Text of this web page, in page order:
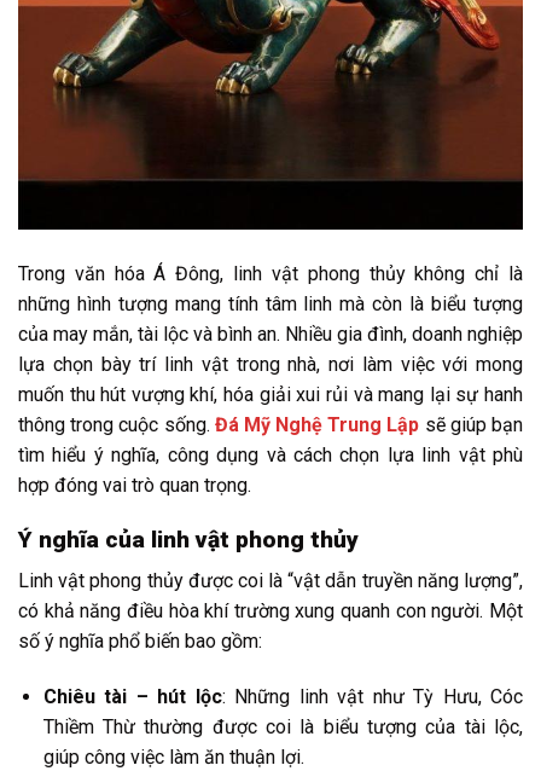
Trong văn hóa Á Đông, linh vật phong thủy không chỉ là
những hình tượng mang tính tâm linh mà còn là biểu tượng
của may mắn, tài lộc và bình an. Nhiều gia đình, doanh nghiệp
lựa chọn bày trí linh vật trong nhà, nơi làm việc với mong
muốn thu hút vượng khí, hóa giải xui rủi và mang lại sự hanh
thông trong cuộc sống. Đá Mỹ Nghệ Trung Lập sẽ giúp bạn
tìm hiểu ý nghĩa, công dụng và cách chọn lựa linh vật phù
hợp đóng vai trò quan trọng.
Ý nghĩa của linh vật phong thủy
Linh vật phong thủy được coi là “vật dẫn truyền năng lượng”,
có khả năng điều hòa khí trường xung quanh con người. Một
số ý nghĩa phổ biến bao gồm:
Chiêu tài – hút lộc: Những linh vật như Tỳ Hưu, Cóc
Thiềm Thừ thường được coi là biểu tượng của tài lộc,
giúp công việc làm ăn thuận lợi.